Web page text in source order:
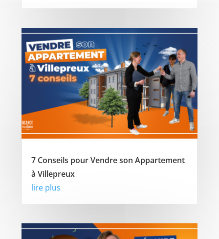
7 Conseils pour Vendre son Appartement
à Villepreux
lire plus